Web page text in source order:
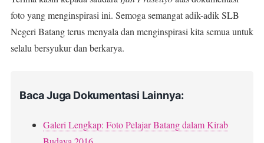
foto yang menginspirasi ini. Semoga semangat adik-adik SLB
Negeri Batang terus menyala dan menginspirasi kita semua untuk
selalu bersyukur dan berkarya.
Baca Juga Dokumentasi Lainnya:
Galeri Lengkap: Foto Pelajar Batang dalam Kirab